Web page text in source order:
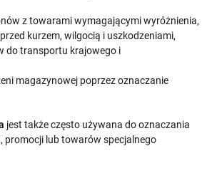
z towarami wymagającymi wyróżnienia,
kurzem, wilgocią i uszkodzeniami,
do transportu krajowego i
magazynowej poprzez oznaczanie
jest także często używana do oznaczania
promocji lub towarów specjalnego